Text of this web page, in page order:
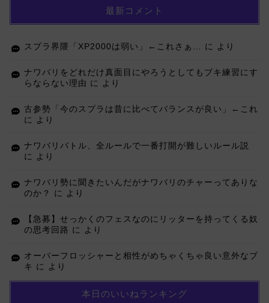
最新コメント
スプラ界隈「XP2000は弱い」←これさぁ… に より
ナワバリをどれだけ真面目にやろうとしてもブキ練習にす
らならない理由 に より
古参勢「今のスプラは昔に比べてバランスが良い」←これ
に
より
ナワバリバトル、全ルールで一番打開が難しいルール説
に
より
ナワバリ勢に聞きたいんだがナワバリのチャーってありな
のか？
に より
【急募】せっかくのフェスなのにリッターを持ってくる奴
の思考回路 に より
オーバーフロッシャーと相性がめちゃくちゃ良い意外なブ
キ に より
本日のいいねランキング